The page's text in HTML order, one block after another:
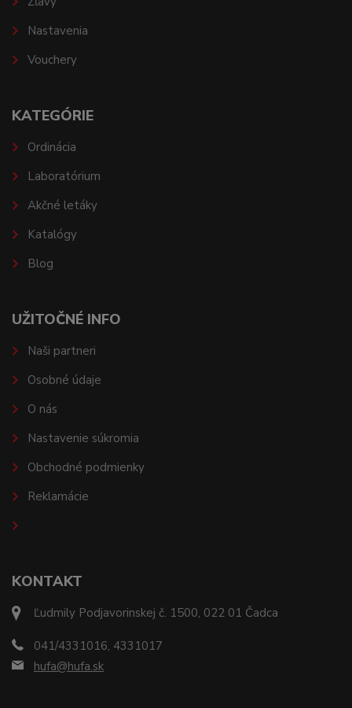
KONTAKT
Ľudmily Podjavorinskej č. 1500, 022 01 Čadca
041/4331016, 4331017
hufa@hufa.sk
Nastavenia
Vouchery
KATEGÓRIE
Ordinácia
Laboratórium
Akčné letáky
Katalógy
Blog
UŽITOČNÉ INFO
Naši partneri
Osobné údaje
O nás
Nastavenie súkromia
Obchodné podmienky
Reklamácie